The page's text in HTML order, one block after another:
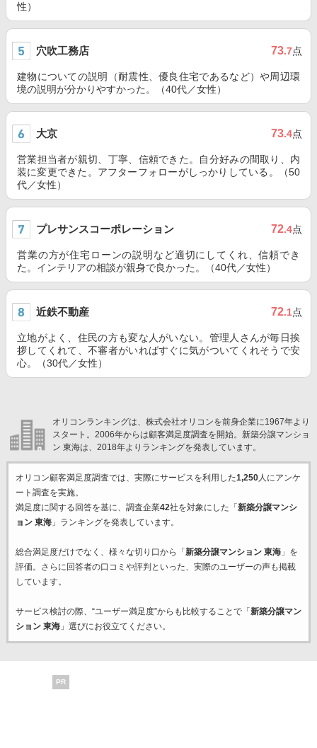
性）
穴吹工務店 73.7点
建物についての説明（耐震性、優良住宅であるなど）や周辺環
境の説明が分かりやすかった。（40代／女性）
大京 73.4点
営業担当者が親切、丁寧、信頼できた。自分好みの間取り、内
装に変更できた。アフターフォローがしっかりしている。（50
代／女性）
プレサンスコーポレーション 72.4点
営業の方が住宅ローンの説明など適切にしてくれ、信頼でき
た。インテリアの相談が親身で良かった。（40代／女性）
近鉄不動産 72.1点
立地がよく、住民の方も変な人がいない。管理人さんが毎日挨
拶してくれて、不審者がいればすぐに気がついてくれそうで安
心。（30代／女性）
オリコンランキングは、株式会社オリコンを前身企業に1967年より
スタート。2006年からは顧客満足度調査を開始。新築分譲マンショ
ン 東海は、2018年よりランキングを発表しています。
オリコン顧客満足度調査では、実際にサービスを利用した1,250人にアンケ
ート調査を実施。
満足度に関する回答を基に、調査企業42社を対象にした「 新築分譲マンシ
ョン 東海」ランキングを発表しています。
総合満足度だけでなく、様々な切り口から「 新築分譲マンション 東海」を
評価。さらに回答者の口コミや評判といった、実際のユーザーの声も掲載
しています。
サービス検討の際、“ユーザー満足度”からも比較することで「 新築分譲マン
ション 東海」選びにお役立てください。
PR